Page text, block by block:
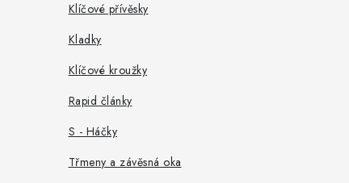
Klíčové přívěsky
Kladky
Klíčové kroužky
Rapid články
S - Háčky
Třmeny a závěsná oka